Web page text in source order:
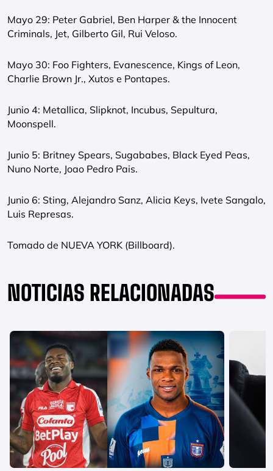
Mayo 29: Peter Gabriel, Ben Harper & the Innocent
Criminals, Jet, Gilberto Gil, Rui Veloso.
Mayo 30: Foo Fighters, Evanescence, Kings of Leon,
Charlie Brown Jr., Xutos e Pontapes.
Junio 4: Metallica, Slipknot, Incubus, Sepultura,
Moonspell.
Junio 5: Britney Spears, Sugababes, Black Eyed Peas,
Nuno Norte, Joao Pedro Pais.
Junio 6: Sting, Alejandro Sanz, Alicia Keys, Ivete Sangalo,
Luis Represas.
Tomado de NUEVA YORK (Billboard).
NOTICIAS RELACIONADAS